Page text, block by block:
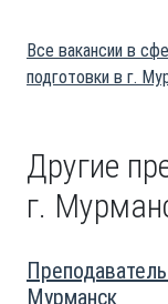
Все вакансии в
подготовки в г.
Другие
г.
Мурманск